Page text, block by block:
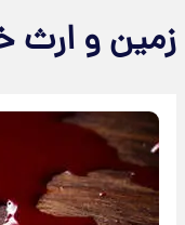
زمین و ارث